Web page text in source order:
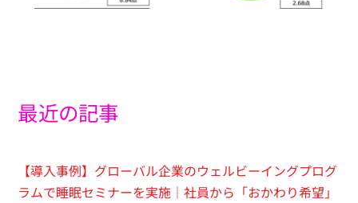
最近の記事
【導入事例】グローバル企業のウェルビーイングプログ
ラムで睡眠セミナーを実施｜社員から「おかわり希望」